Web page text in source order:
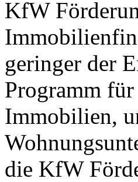
KfW
geringer der
Programm
Immobilien,
die KfW